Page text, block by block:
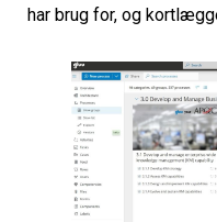
har brug for, og